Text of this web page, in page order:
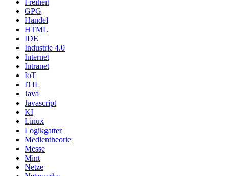
Freiheit
GPG
Handel
HTML
IDE
Industrie 4.0
Internet
Intranet
IoT
ITIL
Java
Javascript
KI
Linux
Logikgatter
Medientheorie
Messe
Mint
Netze